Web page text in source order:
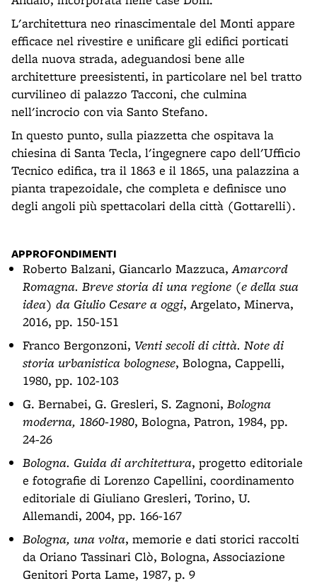
L'architettura neo rinascimentale del Monti appare
efficace nel rivestire e unificare gli edifici porticati
della nuova strada, adeguandosi bene alle
architetture preesistenti, in particolare nel bel tratto
curvilineo di palazzo Tacconi, che culmina
nell'incrocio con via Santo Stefano.
In questo punto, sulla piazzetta che ospitava la
chiesina di Santa Tecla, l'ingegnere capo dell'Ufficio
Tecnico edifica, tra il 1863 e il 1865, una palazzina a
pianta trapezoidale, che completa e definisce uno
degli angoli più spettacolari della città (Gottarelli).
APPROFONDIMENTI
Roberto Balzani, Giancarlo Mazzuca,Amarcord
Romagna. Breve storia di una regione (e della sua
idea) da Giulio Cesare a oggi, Argelato, Minerva,
2016, pp. 150-151
Franco Bergonzoni, Venti secoli di città. Note di
storia urbanistica bolognese, Bologna, Cappelli,
1980, pp. 102-103
G. Bernabei, G. Gresleri, S. Zagnoni, Bologna
moderna, 1860-1980, Bologna, Patron, 1984, pp.
24-26
Bologna. Guida di architettura, progetto editoriale
e fotografie di Lorenzo Capellini, coordinamento
editoriale di Giuliano Gresleri, Torino, U.
Allemandi, 2004, pp. 166-167
Bologna, una volta, memorie e dati storici raccolti
da Oriano Tassinari Clò, Bologna, Associazione
Genitori Porta Lame, 1987, p. 9